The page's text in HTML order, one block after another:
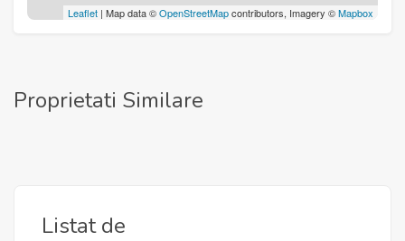
Leaflet | Map data ©OpenStreetMapcontributors, Imagery ©Mapbox
Proprietati Similare
Listat de